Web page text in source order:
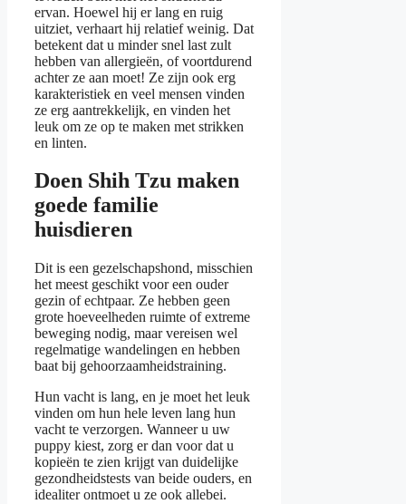
ervan. Hoewel hij er lang en ruig
uitziet, verhaart hij relatief weinig. Dat
betekent dat u minder snel last zult
hebben van allergieën, of voortdurend
achter ze aan moet! Ze zijn ook erg
karakteristiek en veel mensen vinden
ze erg aantrekkelijk, en vinden het
leuk om ze op te maken met strikken
en linten.
Doen Shih Tzu maken
goede familie
huisdieren
Dit is een gezelschapshond, misschien
het meest geschikt voor een ouder
gezin of echtpaar. Ze hebben geen
grote hoeveelheden ruimte of extreme
beweging nodig, maar vereisen wel
regelmatige wandelingen en hebben
baat bij gehoorzaamheidstraining.
Hun vacht is lang, en je moet het leuk
vinden om hun hele leven lang hun
vacht te verzorgen. Wanneer u uw
puppy kiest, zorg er dan voor dat u
kopieën te zien krijgt van duidelijke
gezondheidstests van beide ouders, en
idealiter ontmoet u ze ook allebei.